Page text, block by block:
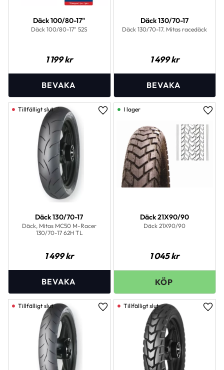
Däck 100/80-17"
Däck 100/80-17" 52S
1 199kr
Däck 130/70-17
Däck 130/70-17. Mitas racedäck
1 499kr
Däck 130/70-17
Däck, Mitas MC50 M-Racer
130/70-17 62H TL
1 499kr
Lägg till i favoriter
Däck 21X90/90
Däck 21X90/90
1 045kr
I lager
Lägg till i favoriter